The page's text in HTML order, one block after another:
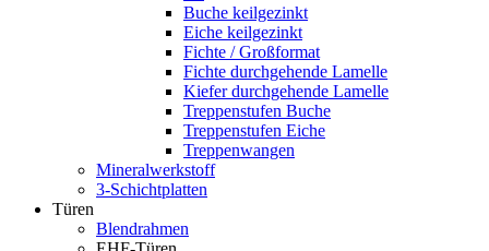
Buche keilgezinkt
Eiche keilgezinkt
Fichte / Großformat
Fichte durchgehende Lamelle
Kiefer durchgehende Lamelle
Treppenstufen Buche
Treppenstufen Eiche
Treppenwangen
Mineralwerkstoff
3-Schichtplatten
Türen
Blendrahmen